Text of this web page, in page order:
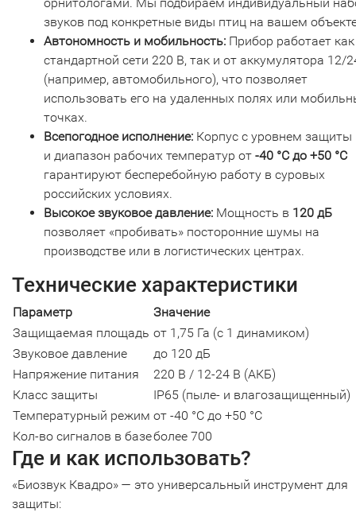
звуков под конкретные виды птиц на вашем
Автономность и мобильность: Прибор работает
стандартной сети 220 В, так и от аккумулятора 12/
(например, автомобильного), что позволяет
использовать его на удаленных полях или
точках.
Всепогодное исполнение: Корпус с уровнем защиты
и диапазон рабочих температур от -40 °C до +50 °C
гарантируют бесперебойную работу в суровых
российских условиях.
Высокое звуковое давление: Мощность в 120 дБ
позволяет «пробивать» посторонние шумы на
производстве или в логистических центрах.
Технические характеристики
Параметр
Значение
Защищаемая площадь от 1,75 Га (с 1 динамиком)
Звуковое давление
до 120 дБ
Напряжение питания
220 В / 12-24 В (АКБ)
Класс защиты
IP65 (пыле- и влагозащищенный)
Температурный режим от -40 °C до +50 °C
Кол-во сигналов в базеболее 700
Где и как использовать?
«Биозвук Квадро» — это универсальный инструмент для
защиты: